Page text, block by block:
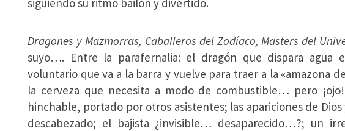
siguiendo su ritmo bailón y divertido.
Dragones y Mazmorras, Caballeros del Zodíaco, Masters del
suyo…. Entre la parafernalia: el dragón que dispara agua
voluntario que va a la barra y vuelve para traer a la «amazona
la cerveza que necesita a modo de combustible… pero
hinchable, portado por otros asistentes; las apariciones de Dios
descabezado; el bajista ¿invisible… desaparecido…?; un